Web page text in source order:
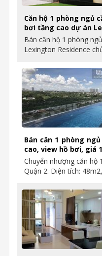
Căn hộ 1 phòng ngủ
bơi tầng cao dự án
Bán căn hộ 1 phòng
Lexington Residence
Bán căn 1 phòng
cao, view hồ bơi, giá
Chuyển nhượng căn hộ
Quận 2. Diện tích: